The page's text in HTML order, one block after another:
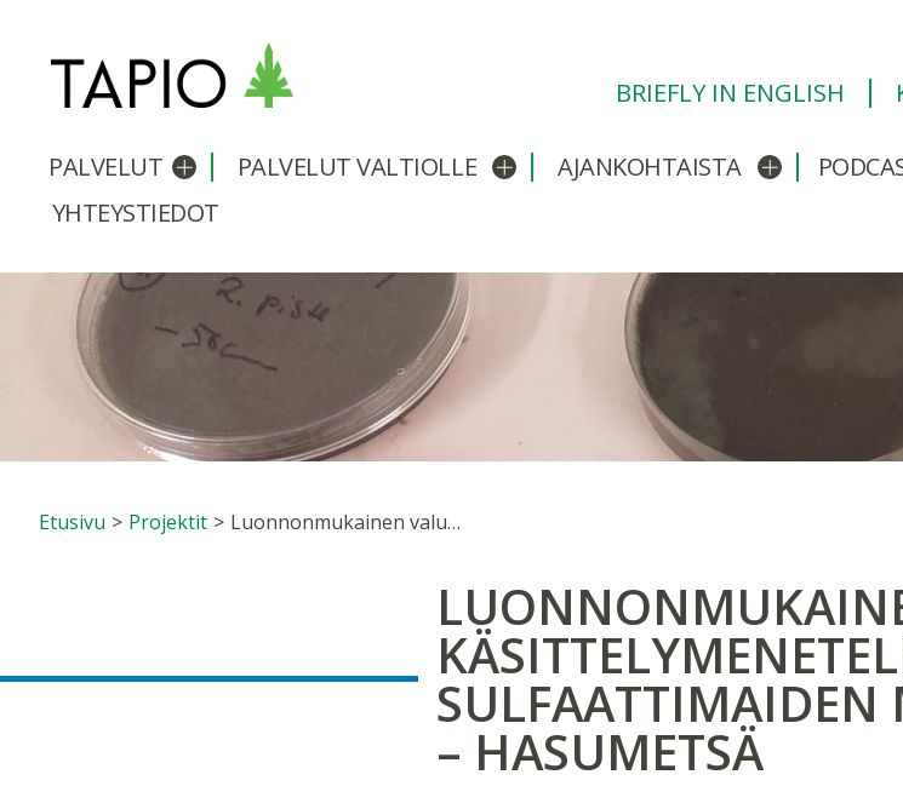
BRIEFLY IN ENGLISH
PALVELUT Avaa/sulje alavalikko
PALVELUT VALTIOLLE Avaa/sulje alavalikko
AJANKOHTAISTA Avaa/sulje
YHTEYSTIEDOT
Etusivu > Projektit > Luonnonmukainen valuma- ja maavesien käsittelymenetelmä happamien sulfaattimaiden metsänuudistamisaloilla – HaSuMetsä
– HASUMETSÄ